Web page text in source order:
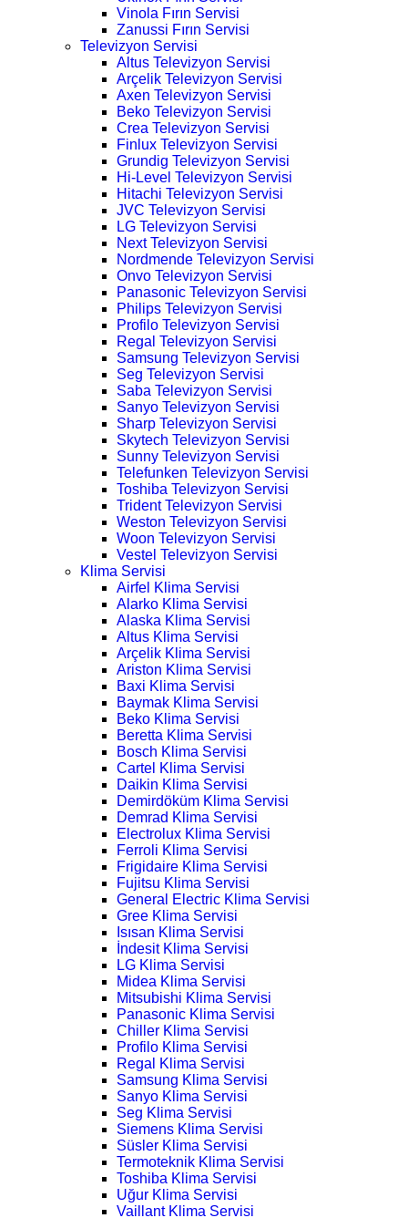
Vinola Fırın Servisi
Zanussi Fırın Servisi
Televizyon Servisi
Altus Televizyon Servisi
Arçelik Televizyon Servisi
Axen Televizyon Servisi
Beko Televizyon Servisi
Crea Televizyon Servisi
Finlux Televizyon Servisi
Grundig Televizyon Servisi
Hi-Level Televizyon Servisi
Hitachi Televizyon Servisi
JVC Televizyon Servisi
LG Televizyon Servisi
Next Televizyon Servisi
Nordmende Televizyon Servisi
Onvo Televizyon Servisi
Panasonic Televizyon Servisi
Philips Televizyon Servisi
Profilo Televizyon Servisi
Regal Televizyon Servisi
Samsung Televizyon Servisi
Seg Televizyon Servisi
Saba Televizyon Servisi
Sanyo Televizyon Servisi
Sharp Televizyon Servisi
Skytech Televizyon Servisi
Sunny Televizyon Servisi
Telefunken Televizyon Servisi
Toshiba Televizyon Servisi
Trident Televizyon Servisi
Weston Televizyon Servisi
Woon Televizyon Servisi
Vestel Televizyon Servisi
Klima Servisi
Airfel Klima Servisi
Alarko Klima Servisi
Alaska Klima Servisi
Altus Klima Servisi
Arçelik Klima Servisi
Ariston Klima Servisi
Baxi Klima Servisi
Baymak Klima Servisi
Beko Klima Servisi
Beretta Klima Servisi
Bosch Klima Servisi
Cartel Klima Servisi
Daikin Klima Servisi
Demirdöküm Klima Servisi
Demrad Klima Servisi
Electrolux Klima Servisi
Ferroli Klima Servisi
Frigidaire Klima Servisi
Fujitsu Klima Servisi
General Electric Klima Servisi
Gree Klima Servisi
Isısan Klima Servisi
İndesit Klima Servisi
LG Klima Servisi
Midea Klima Servisi
Mitsubishi Klima Servisi
Panasonic Klima Servisi
Chiller Klima Servisi
Profilo Klima Servisi
Regal Klima Servisi
Samsung Klima Servisi
Sanyo Klima Servisi
Seg Klima Servisi
Siemens Klima Servisi
Süsler Klima Servisi
Termoteknik Klima Servisi
Toshiba Klima Servisi
Uğur Klima Servisi
Vaillant Klima Servisi